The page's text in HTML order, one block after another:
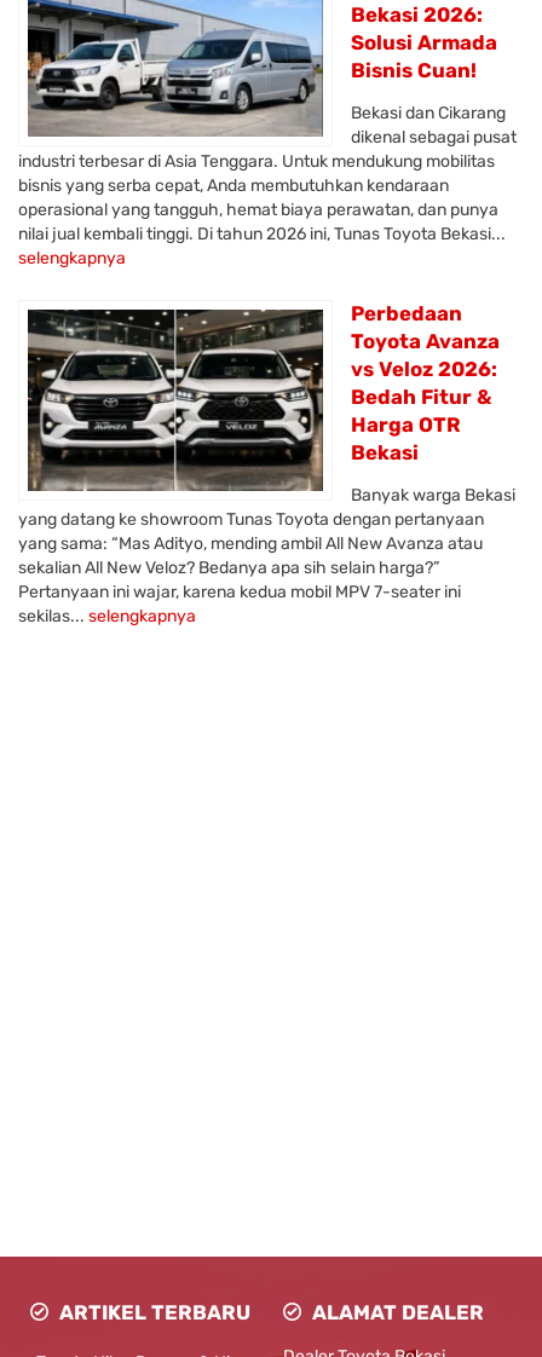
Bekasi 2026:
Solusi Armada
Bisnis Cuan!
Bekasi dan Cikarang
dikenal sebagai pusat
industri terbesar di Asia Tenggara. Untuk mendukung mobilitas
bisnis yang serba cepat, Anda membutuhkan kendaraan
operasional yang tangguh, hemat biaya perawatan, dan punya
nilai jual kembali tinggi. Di tahun 2026 ini, Tunas Toyota Bekasi...
selengkapnya
Perbedaan
Toyota Avanza
vs Veloz 2026:
Bedah Fitur &
Harga OTR
Bekasi
Banyak warga Bekasi
yang datang ke showroom Tunas Toyota dengan pertanyaan
yang sama: “Mas Adityo, mending ambil All New Avanza atau
sekalian All New Veloz? Bedanya apa sih selain harga?”
Pertanyaan ini wajar, karena kedua mobil MPV 7-seater ini
sekilas... selengkapnya
ARTIKEL TERBARU ALAMAT DEALER